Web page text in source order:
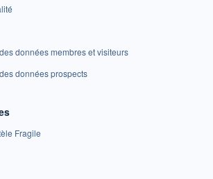
données membres et visiteurs
données prospects
Fragile